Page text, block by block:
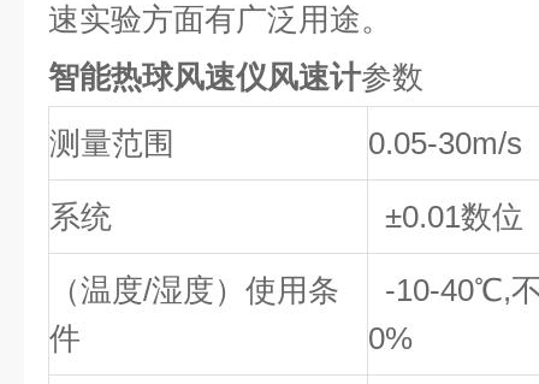
速实验方面有广泛用途。
智能热球风速仪风速计参数
测量范围
0.05-30m/s
系统 ±0.01数位
（温度/湿度）使用条
件
-10-40℃,
0%